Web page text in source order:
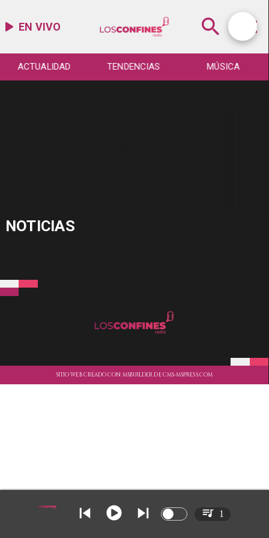
EN VIVO
ACTUALIDAD TENDENCIAS MÚSICA
NOTICIAS
SITIO WEB CREADO CON MSBUILDER DE CMS-MSPRESS.COM
1